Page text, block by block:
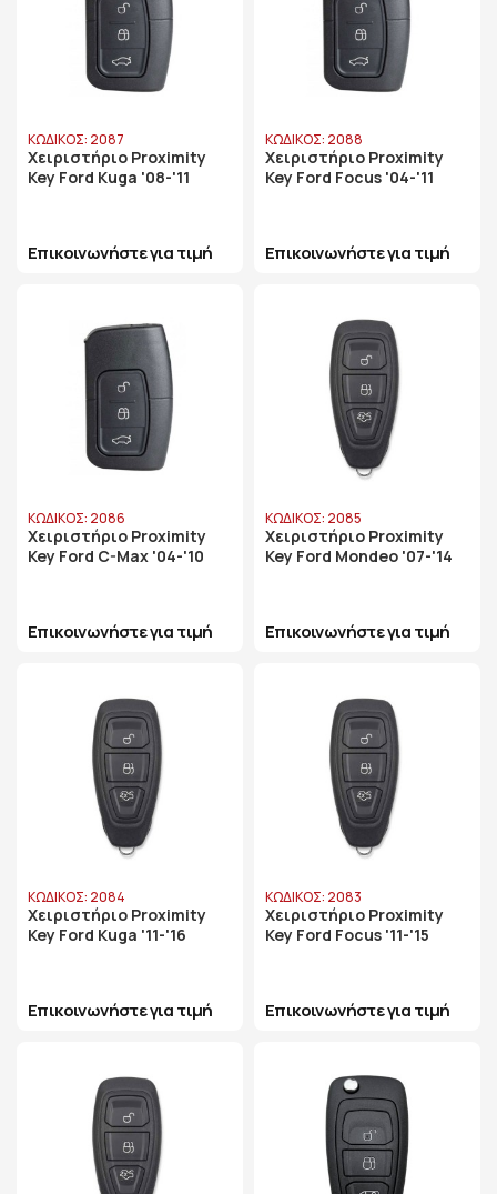
ΚΩΔΙΚΟΣ: 2087
Χειριστήριο Proximity
Key Ford Kuga '08-'11
Επικοινωνήστε για τιμή
ΚΩΔΙΚΟΣ: 2088
Χειριστήριο Proximity
Key Ford Focus '04-'11
Επικοινωνήστε για τιμή
ΚΩΔΙΚΟΣ: 2086
Χειριστήριο Proximity
Key Ford C-Max '04-'10
Επικοινωνήστε για τιμή
ΚΩΔΙΚΟΣ: 2085
Χειριστήριο Proximity
Key Ford Mondeo '07-'14
Επικοινωνήστε για τιμή
ΚΩΔΙΚΟΣ: 2084
Χειριστήριο Proximity
Key Ford Kuga '11-'16
Επικοινωνήστε για τιμή
ΚΩΔΙΚΟΣ: 2083
Χειριστήριο Proximity
Key Ford Focus '11-'15
Επικοινωνήστε για τιμή